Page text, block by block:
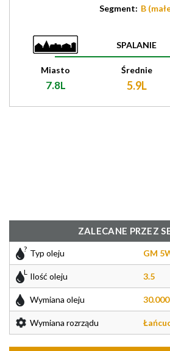
Segment: B
SPALANIE
Miasto
7.8L
Średnie
5.9L
ZALECANE PRZEZ
Typ oleju GM
Ilość oleju 3.5
Wymiana oleju
Wymiana rozrządu